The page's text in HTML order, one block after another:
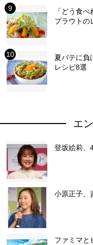
「どう食
プラウトの
夏バテに負
レシピ8選
エ
登坂絵莉、
小原正子、
ファミマと